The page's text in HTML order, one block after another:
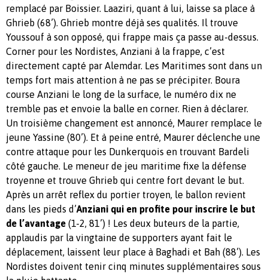
remplacé par Boissier. Laaziri, quant à lui, laisse sa place à
Ghrieb (68’). Ghrieb montre déjà ses qualités. Il trouve
Youssouf à son opposé, qui frappe mais ça passe au-dessus.
Corner pour les Nordistes, Anziani à la frappe, c’est
directement capté par Alemdar. Les Maritimes sont dans un
temps fort mais attention à ne pas se précipiter. Boura
course Anziani le long de la surface, le numéro dix ne
tremble pas et envoie la balle en corner. Rien à déclarer.
Un troisième changement est annoncé, Maurer remplace le
jeune Yassine (80’). Et à peine entré, Maurer déclenche une
contre attaque pour les Dunkerquois en trouvant Bardeli
côté gauche. Le meneur de jeu maritime fixe la défense
troyenne et trouve Ghrieb qui centre fort devant le but.
Après un arrêt reflex du portier troyen, le ballon revient
dans les pieds d’Anziani qui en profite pour inscrire le but
de l’avantage (1-2, 81’) ! Les deux buteurs de la partie,
applaudis par la vingtaine de supporters ayant fait le
déplacement, laissent leur place à Baghadi et Bah (88’). Les
Nordistes doivent tenir cinq minutes supplémentaires sous